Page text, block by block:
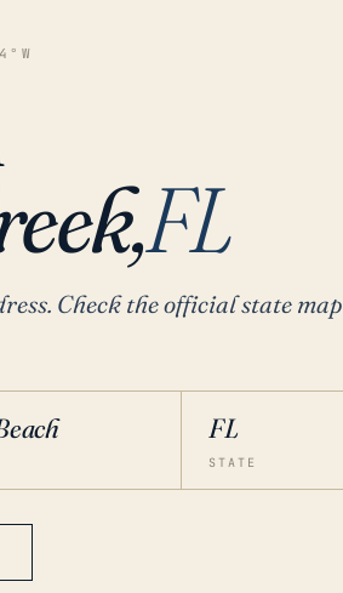
FL
Check the official state map
FL
STATE